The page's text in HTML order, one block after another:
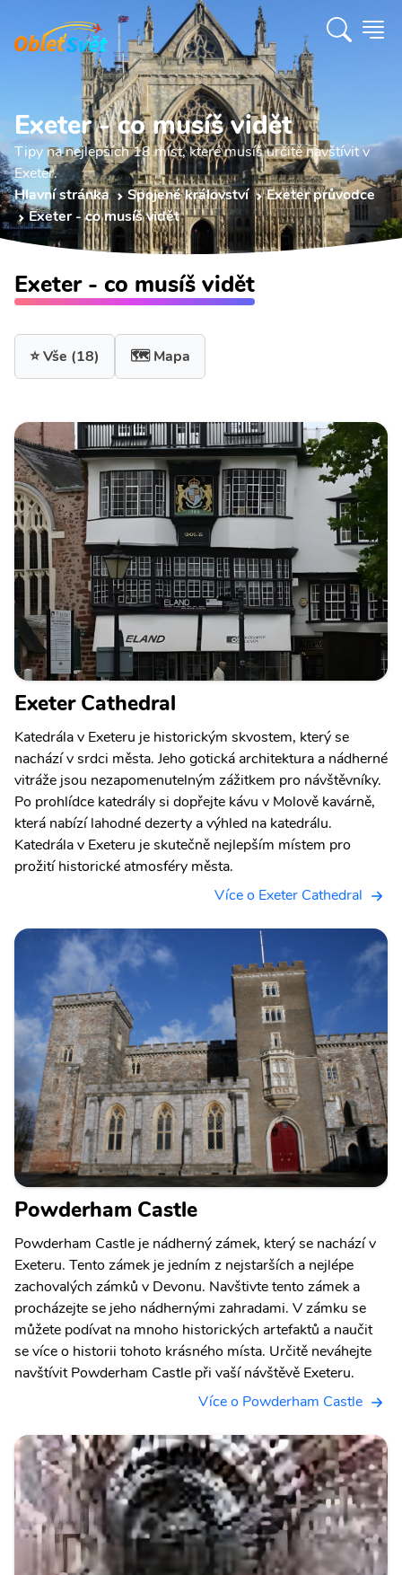
Exeter - co musíš vidět
Tipy na nejlepších 18 míst, které musíš určitě navštívit v
Exeter.
Hlavní stránka
Spojené království
Exeter průvodce
Exeter - co musíš vidět
Exeter - co musíš vidět
⭐ Vše (18) 🗺️ Mapa
Exeter Cathedral
Katedrála v Exeteru je historickým skvostem, který se
nachází v srdci města. Jeho gotická architektura a nádherné
vitráže jsou nezapomenutelným zážitkem pro návštěvníky.
Po prohlídce katedrály si dopřejte kávu v Molově kavárně,
která nabízí lahodné dezerty a výhled na katedrálu.
Katedrála v Exeteru je skutečně nejlepším místem pro
prožití historické atmosféry města.
Více o Exeter Cathedral
Powderham Castle
Powderham Castle je nádherný zámek, který se nachází v
Exeteru. Tento zámek je jedním z nejstarších a nejlépe
zachovalých zámků v Devonu. Navštivte tento zámek a
procházejte se jeho nádhernými zahradami. V zámku se
můžete podívat na mnoho historických artefaktů a naučit
se více o historii tohoto krásného místa. Určitě neváhejte
navštívit Powderham Castle při vaší návštěvě Exeteru.
Více o Powderham Castle